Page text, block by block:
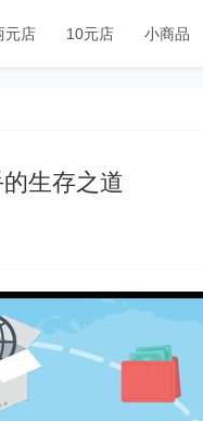
元店 10元店 小商品
生存之道